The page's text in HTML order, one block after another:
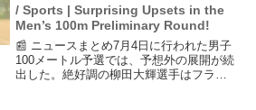
/ Sports | Surprising Upsets in the
Men’s 100m Preliminary Round!
📰 ニュースまとめ7月4日に行われた男子
100メートル予選では、予想外の展開が続
出した。絶好調の柳田大輝選手はフライ